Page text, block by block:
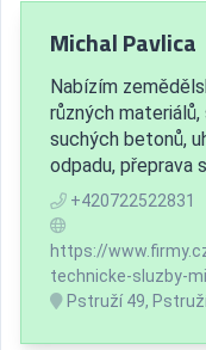
Michal Pavlica
Nabízím
různých
suchých betonů,
odpadu, přeprava
+420722522831
https://
technicke-sluzby-
Pstruží 49,